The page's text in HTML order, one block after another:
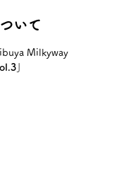
いて
Milkyway
｣